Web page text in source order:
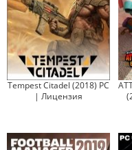
Tempest Citadel (2018) PC
| Лицензия